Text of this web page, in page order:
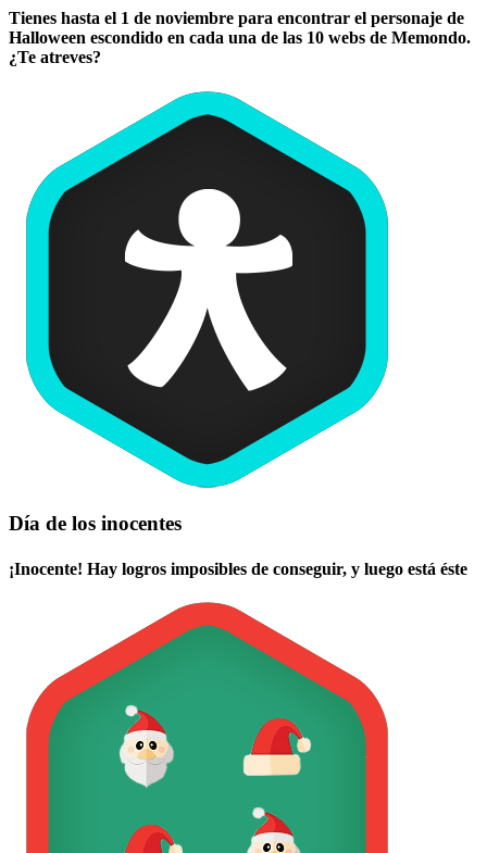
Tienes hasta el 1 de noviembre para encontrar el personaje de
Halloween escondido en cada una de las 10 webs de Memondo.
¿Te atreves?
Día de los inocentes
¡Inocente! Hay logros imposibles de conseguir, y luego está éste